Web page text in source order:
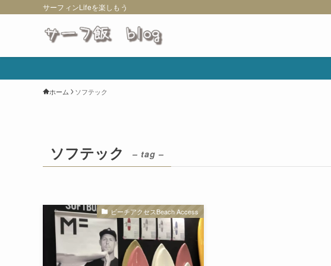
サーフィンLifeを楽しもう
ホーム ソフテック
ソフテック – tag –
ビーチアクセスBeach Access